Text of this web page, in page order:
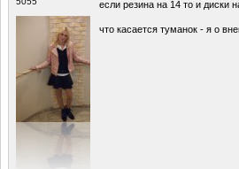
если резина на 14 то и диски
что касается туманок - я о